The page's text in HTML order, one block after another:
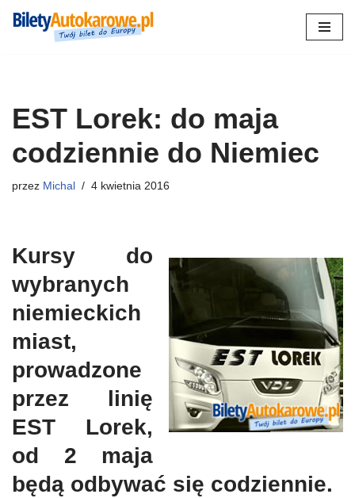
EST Lorek: do maja
codziennie do Niemiec
przez Michal 4 kwietnia 2016
Kursy do
wybranych
niemieckich
miast,
prowadzone
przez linię
EST Lorek,
od 2 maja
będą odbywać się codziennie.